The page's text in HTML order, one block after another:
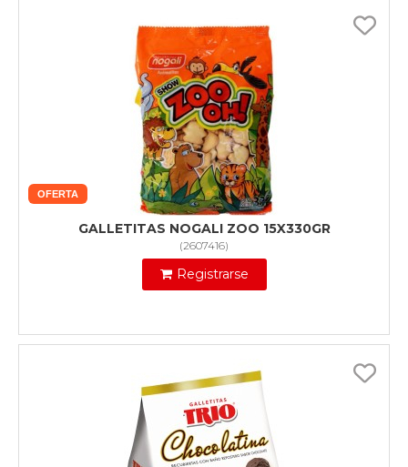
OFERTA
GALLETITAS NOGALI ZOO 15X330GR
(2607416)
Registrarse